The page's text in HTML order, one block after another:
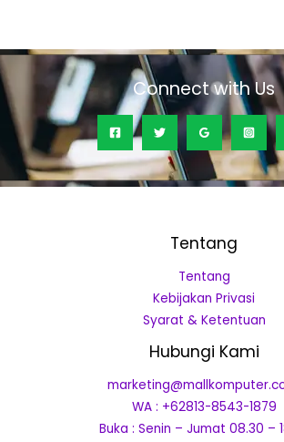
Connect with Us
Tentang
Tentang
Kebijakan Privasi
Syarat & Ketentuan
Hubungi Kami
WA : +62813-8543-1879
Buka : Senin – Jumat 08.30 –